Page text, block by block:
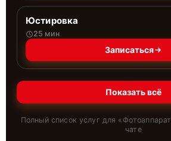
Юстировка
25 мин
Записаться
Показать всё
Полный список услуг для « Фотоаппарат
чате